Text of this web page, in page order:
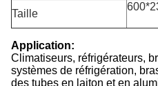
Taille
Application:
Climatiseurs, réfrigérateurs,
systèmes de réfrigération,
des tubes en laiton et en